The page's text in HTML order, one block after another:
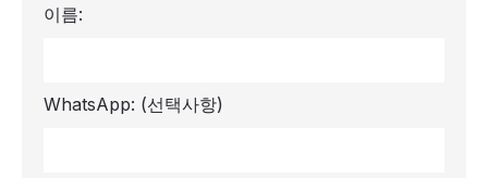
이름:
WhatsApp: (선택사항)